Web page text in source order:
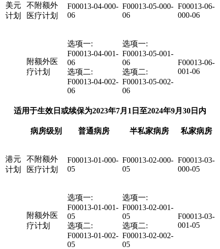
美元
计划
不附额外
医疗计划
F00013-04-000-
06
F00013-05-000-
06
F00013-06-
000-06
附额外医
疗计划
选项一:
F00013-04-001-
06
选项二:
F00013-04-002-
06
选项一:
F00013-05-001-
06
选项二:
F00013-05-002-
06
F00013-06-
001-06
适用于生效日或续保为2023年7月1日至2024年9月30日内
病房级别 普通病房 半私家病房 私家病房
港元
计划
不附额外
医疗计划
F00013-01-000-
05
F00013-02-000-
05
F00013-03-
000-05
附额外医
疗计划
选项一:
F00013-01-001-
05
选项二:
F00013-01-002-
05
选项一:
F00013-02-001-
05
选项二:
F00013-02-002-
05
F00013-03-
001-05